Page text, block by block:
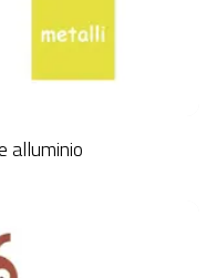
alluminio